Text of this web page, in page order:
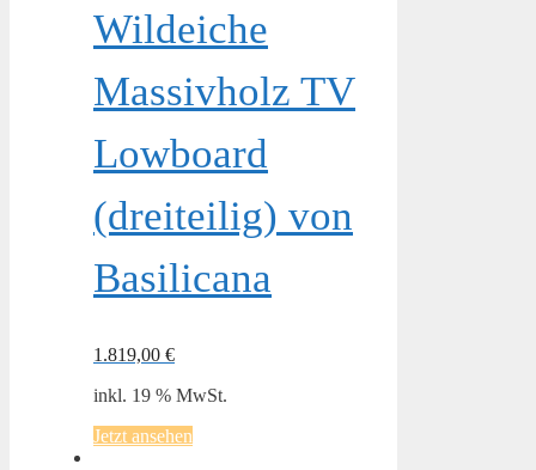
Wildeiche
Massivholz TV
Lowboard
(dreiteilig) von
Basilicana
1.819,00 €
inkl. 19 % MwSt.
Jetzt ansehen